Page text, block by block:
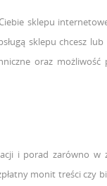
sklepu
sklepu chcesz lub
oraz możliwość
i porad zarówno w
monit treści czy